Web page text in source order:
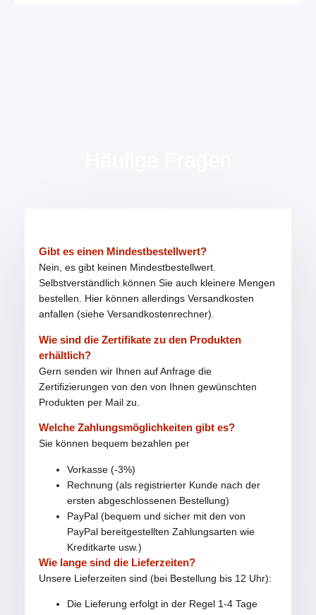
Gibt es einen Mindestbestellwert?
Nein, es gibt keinen Mindestbestellwert.
Selbstverständlich können Sie auch kleinere Mengen
bestellen. Hier können allerdings Versandkosten
anfallen (siehe Versandkostenrechner).
Wie sind die Zertifikate zu den Produkten
erhältlich?
Gern senden wir Ihnen auf Anfrage die
Zertifizierungen von den von Ihnen gewünschten
Produkten per Mail zu.
Welche Zahlungsmöglichkeiten gibt es?
Sie können bequem bezahlen per
Vorkasse (-3%)
Rechnung (als registrierter Kunde nach der
ersten abgeschlossenen Bestellung)
PayPal (bequem und sicher mit den von
PayPal bereitgestellten Zahlungsarten wie
Kreditkarte usw.)
Wie lange sind die Lieferzeiten?
Unsere Lieferzeiten sind (bei Bestellung bis 12 Uhr):
Die Lieferung erfolgt in der Regel 1-4 Tage